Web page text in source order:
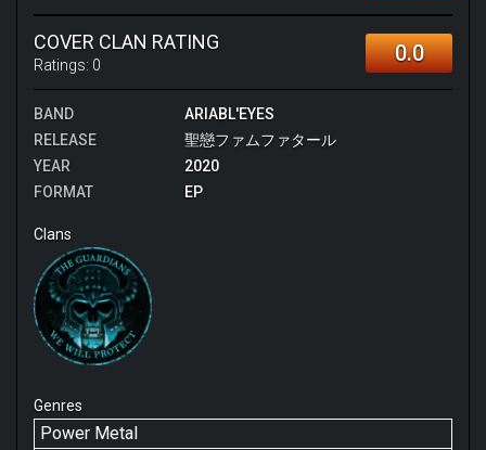
COVER CLAN RATING
Ratings: 0 0.0
BAND
ARIABL'EYES
RELEASE
聖戀ファムファタール
YEAR
2020
FORMAT
EP
Clans
Genres
Power Metal